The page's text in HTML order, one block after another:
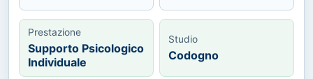
Prestazione
Supporto Psicologico
Individuale
Studio
Codogno